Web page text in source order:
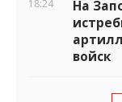
18:24
На
войск